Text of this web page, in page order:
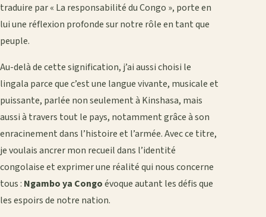
traduire par « La responsabilité du Congo », porte en
lui une réflexion profonde sur notre rôle en tant que
peuple.
Au-delà de cette signification, j’ai aussi choisi le
lingala parce que c’est une langue vivante, musicale et
puissante, parlée non seulement à Kinshasa, mais
aussi à travers tout le pays, notamment grâce à son
enracinement dans l’histoire et l’armée. Avec ce titre,
je voulais ancrer mon recueil dans l’identité
congolaise et exprimer une réalité qui nous concerne
tous : Ngambo ya Congoévoque autant les défis que
les espoirs de notre nation.